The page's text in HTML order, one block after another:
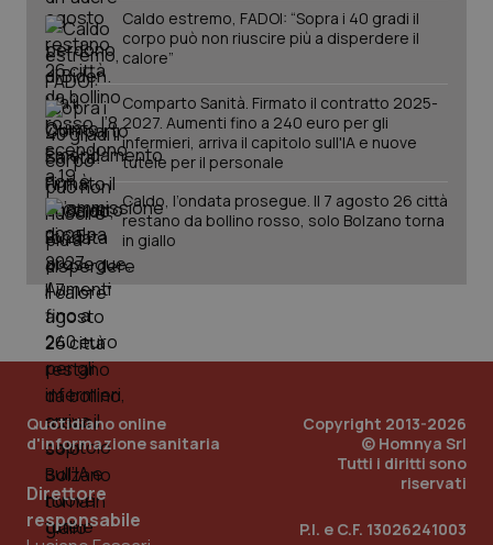
Vaccini
Caldo estremo, FADOI: “Sopra i 40 gradi il
corpo può non riuscire più a disperdere il
calore”
Comparto Sanità. Firmato il contratto 2025-
2027. Aumenti fino a 240 euro per gli
infermieri, arriva il capitolo sull'IA e nuove
tutele per il personale
Caldo, l’ondata prosegue. Il 7 agosto 26 città
restano da bollino rosso, solo Bolzano torna
in giallo
Quotidiano online
d'informazione sanitaria
Direttore
responsabile
Copyright 2013-2026
© Homnya Srl
Tutti i diritti sono
riservati
P.I. e C.F. 13026241003
tracking-sites-ironfish-
tracking-enable
_ga
.quotidianosanita.it
1
mese